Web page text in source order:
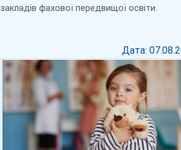
закладів фахової передвищої освіти.
Дата: